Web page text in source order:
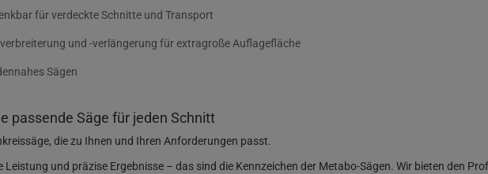
für verdeckte Schnitte und Transport
und -verlängerung für extragroße Auflagefläche
Sägen
passende Säge für jeden Schnitt
die zu Ihnen und Ihren Anforderungen passt.
Leistung und präzise Ergebnisse – das sind die Kennzeichen der Metabo-Sägen. Wir bieten den